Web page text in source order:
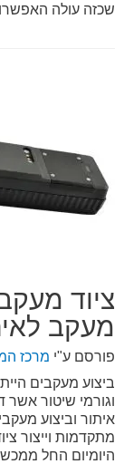
שכזה עולה
ציוד
מעקב
פורסם ע"י מרכז
ביצוע מעקבים
וגורמי שיטור אשר
איתור וביצוע
מתקדמות וייצור
היומיום החל